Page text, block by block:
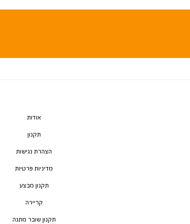
אודות
תקנון
הצהרת נגישות
מדיניות פרטיות
תקנון מבצע
קריירה
תקנון שובר מתנה